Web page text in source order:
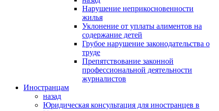
Нарушение неприкосновенности
жилья
Уклонение от уплаты алиментов на
содержание детей
Грубое нарушение законодательства о
труде
Препятствование законной
профессиональной деятельности
журналистов
Иностранцам
назад
Юридическая консультация для иностранцев в